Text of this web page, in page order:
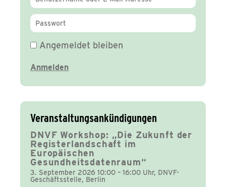
Angemeldet bleiben
Veranstaltungsankündigungen
DNVF Workshop: „Die Zukunft der
Registerlandschaft im
Europäischen
Gesundheitsdatenraum“
3. September 2026 10:00 – 16:00 Uhr, DNVF-
Geschäftsstelle, Berlin